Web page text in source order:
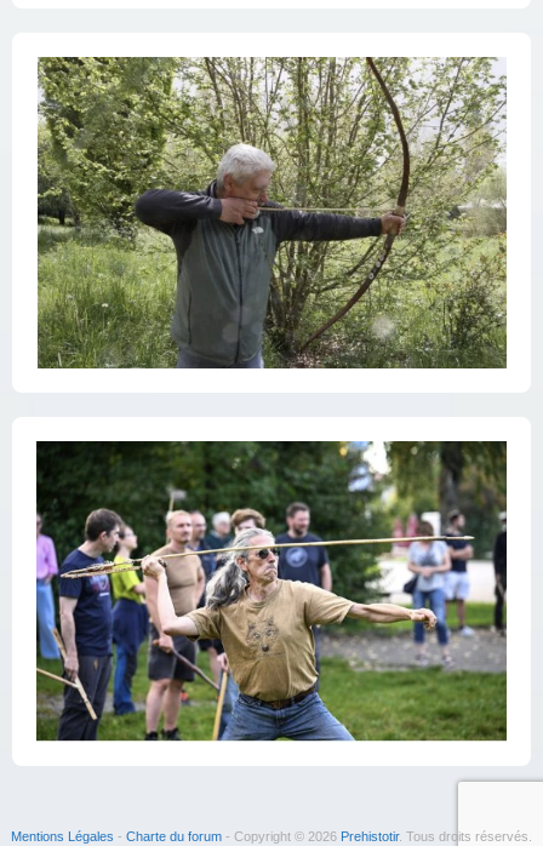
Mentions Légales - Charte du forum - Copyright © 2026 Prehistotir. Tous droits réservés.